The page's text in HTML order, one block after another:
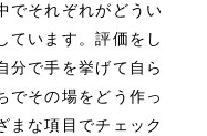
でそれぞれがどうい
ています。評価をし
分で手を挙げて自ら
でその場をどう作っ
まな項目でチェック